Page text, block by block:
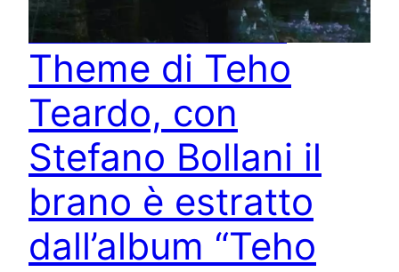
Laura Palmer’s
Theme di Teho
Teardo, con
Stefano Bollani il
brano è estratto
dall’album “Teho